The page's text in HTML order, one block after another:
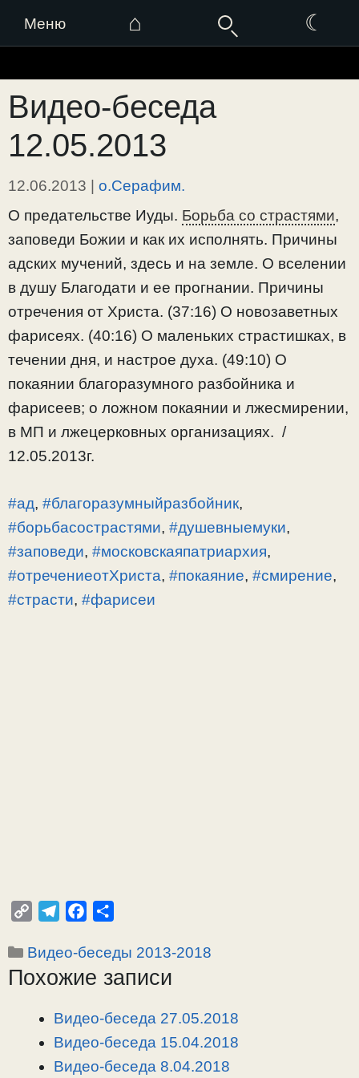
Меню ⌂ ☾
к
содержимому
Видео-беседа
12.05.2013
12.06.2013 | о.Серафим.
О предательстве Иуды. Борьба со страстями,
заповеди Божии и как их исполнять. Причины
адских мучений, здесь и на земле. О вселении
в душу Благодати и ее прогнании. Причины
отречения от Христа. (37:16) О новозаветных
фарисеях. (40:16) О маленьких страстишках, в
течении дня, и настрое духа. (49:10) О
покаянии благоразумного разбойника и
фарисеев; о ложном покаянии и лжесмирении,
в МП и лжецерковных организациях. /
12.05.2013г.
#ад, #благоразумныйразбойник,
#борьбасострастями, #душевныемуки,
#заповеди, #московскаяпатриархия,
#отречениеотХриста, #покаяние, #смирение,
#страсти, #фарисеи
p
y
l
e
r
a
c
e
o
п
р
в
Рубрики
Видео-беседы 2013-2018
Похожие записи
Видео-беседа 27.05.2018
Видео-беседа 15.04.2018
Видео-беседа 8.04.2018